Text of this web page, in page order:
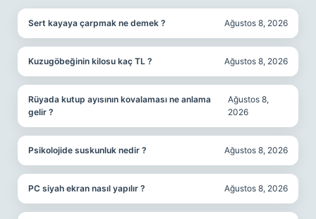
Sert kayaya çarpmak ne demek ? Ağustos 8, 2026
Kuzugöbeğinin kilosu kaç TL ? Ağustos 8, 2026
Rüyada kutup ayısının kovalaması ne anlama
gelir ?
Ağustos 8,
2026
Psikolojide suskunluk nedir ? Ağustos 8, 2026
PC siyah ekran nasıl yapılır ? Ağustos 8, 2026